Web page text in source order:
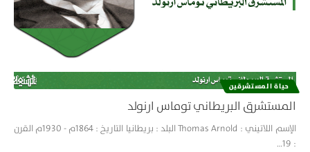
حياة المستشرقین
المستشرق البريطاني توماس ارنولد
الإسم اللاتيني : Thomas Arnold البلد : بريطانيا التاريخ : 1864م - 1930م القرن
: 19…